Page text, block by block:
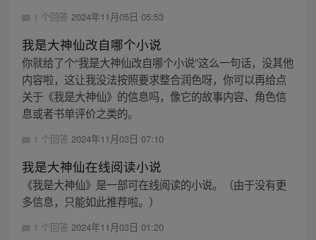
1 个回答 2024年11月05日 05:53
我是大神仙改自哪个小说
你就给了个“我是大神仙改自哪个小说”这么一句话，没其他
内容啦，这让我没法按照要求整合润色呀，你可以再给点
关于《我是大神仙》的信息吗，像它的故事内容、角色信
息或者书单评价之类的。
1 个回答 2024年11月03日 07:10
我是大神仙在线阅读小说
《我是大神仙》是一部可在线阅读的小说。（由于没有更
多信息，只能如此推荐啦。）
1 个回答 2024年11月03日 01:20